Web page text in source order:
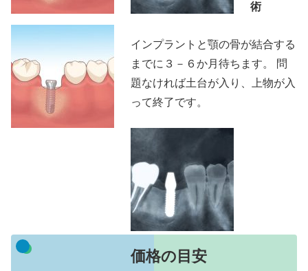
術
インプラントと顎の骨が結合する
までに３－６か月待ちます。 問
題なければ土台が入り、上物が入
って終了です。
価格の目安